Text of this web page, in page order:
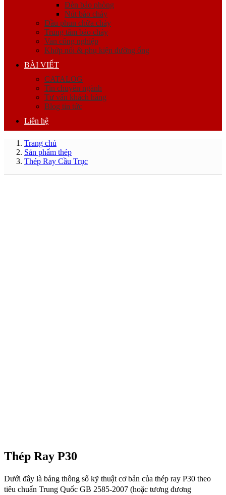
Đèn báo phòng
Nút báo cháy
Đầu phun chữa cháy
Trung tâm báo cháy
Van công nghiệp
Khớp nối & phụ kiện đường ống
BÀI VIẾT
CATALOG
Tin chuyên ngành
Tư vấn khách hàng
Blog tin tức
Liên hệ
Trang chủ
Sản phẩm thép
Thép Ray Cầu Trục
Thép Ray P30
Dưới đây là bảng thông số kỹ thuật cơ bản của thép ray P30 theo
tiêu chuẩn Trung Quốc GB 2585-2007 (hoặc tương đương